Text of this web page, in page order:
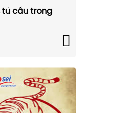
tú cầu trong